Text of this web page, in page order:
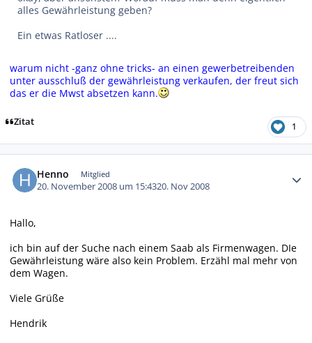
alles Gewährleistung geben?
Ein etwas Ratloser ....
warum nicht -ganz ohne tricks- an einen gewerbetreibenden
unter ausschluß der gewährleistung verkaufen, der freut sich
das er die Mwst absetzen kann.
Zitat 1
Henno Mitglied
20. November 2008 um 15:4320. Nov 2008
Hallo,
ich bin auf der Suche nach einem Saab als Firmenwagen. DIe
Gewährleistung wäre also kein Problem. Erzähl mal mehr von
dem Wagen.
Viele Grüße
Hendrik